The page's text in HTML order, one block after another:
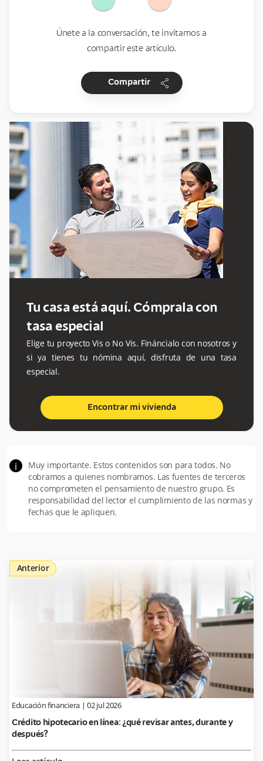
Únete a la conversación, te invitamos a
compartir este artículo.
Compartir share
Tu casa está aquí. Cómprala con
tasa especial
Elige tu proyecto Vis o No Vis. Fináncialo con nosotros y
si ya tienes tu nómina aquí, disfruta de una tasa
especial.
Encontrar mi vivienda
i
Muy importante. Estos contenidos son para todos. No
cobramos a quienes nombramos. Las fuentes de terceros
no comprometen el pensamiento de nuestro grupo. Es
responsabilidad del lector el cumplimiento de las normas y
fechas que le apliquen.
Anterior
Educación financiera |02 jul 2026
Crédito hipotecario en línea: ¿qué revisar antes, durante y
después?